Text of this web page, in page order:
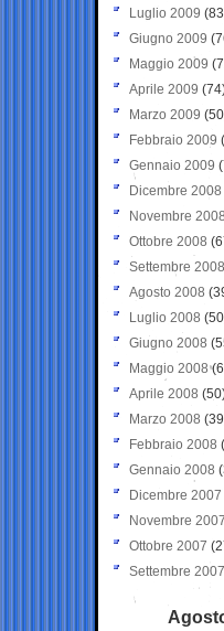
Luglio 2009
Giugno 2009
Maggio 2009
Aprile 2009
Marzo 2009
Febbraio 2009
Gennaio 2009
Dicembre 2008
Novembre 2008
Ottobre 2008
Settembre 2008
Agosto 2008
Luglio 2008
Giugno 2008
Maggio 2008
Aprile 2008
Marzo 2008
Febbraio 2008
Gennaio 2008
Dicembre 2007
Novembre 2007
Ottobre 2007
Settembre 2007